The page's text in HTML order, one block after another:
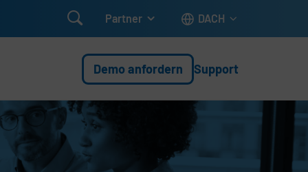
 Partner DACH
Demo anfordern Support